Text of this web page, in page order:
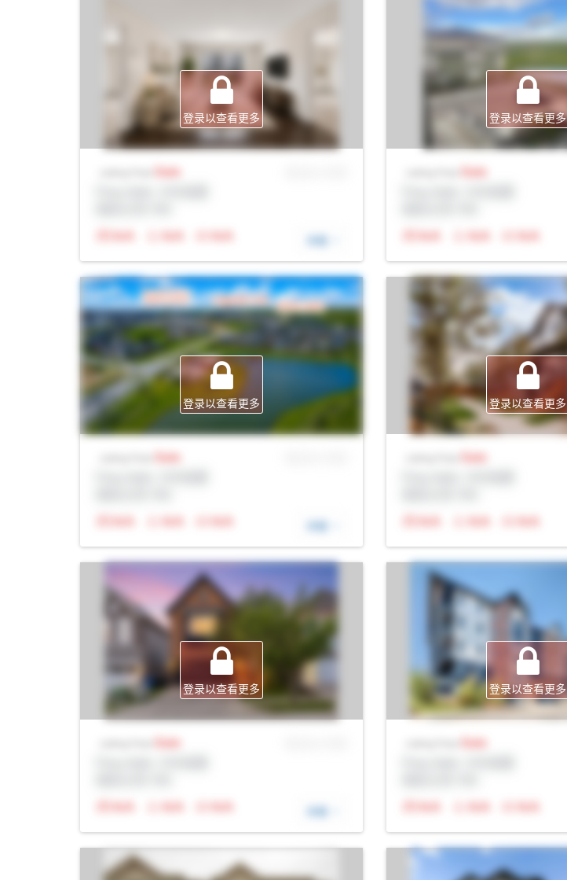
登录以查看更多
Sale
N/A
N/A N/A 详细
登录以查看更多
Sale
N/A
N/A N/A
登录以查看更多
Sale
N/A
N/A N/A 详细
登录以查看更多
Sale
N/A
N/A N/A
登录以查看更多
Sale
N/A
N/A N/A 详细
登录以查看更多
Sale
N/A
N/A N/A